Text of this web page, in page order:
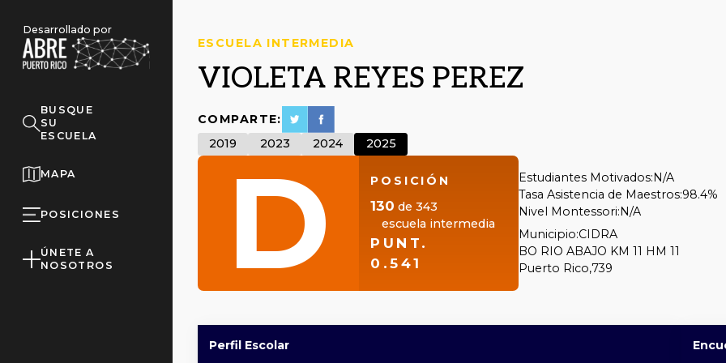
Desarrollado por
BUSQUE
SU
ESCUELA
MAPA
POSICIONES
ÚNETE A
NOSOTROS
ESCUELA INTERMEDIA
VIOLETA REYES PEREZ
COMPARTE:
2019
2023 2024 2025
D POSICIÓN
130 de343
escuela intermedia
PUNT.
0.541
Estudiantes Motivados:N/A
Tasa Asistencia de Maestros:98.4%
Nivel Montessori:N/A
Municipio:CIDRA
BO RIO ABAJO KM 11 HM 11
Puerto Rico,739
Perfil Escolar